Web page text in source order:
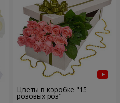
Цветы в коробке "15
розовых роз"